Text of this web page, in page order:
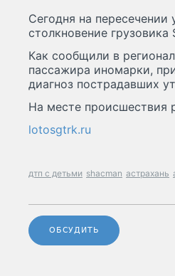
Сегодня на
столкновение
Как сообщили в
пассажира иномарки,
диагноз пострадавших
На месте происшествия
lotosgtrk.ru
дтп с детьми shacman астрахань
ОБСУДИТЬ